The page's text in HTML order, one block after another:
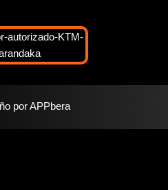
a
l
por APPbera